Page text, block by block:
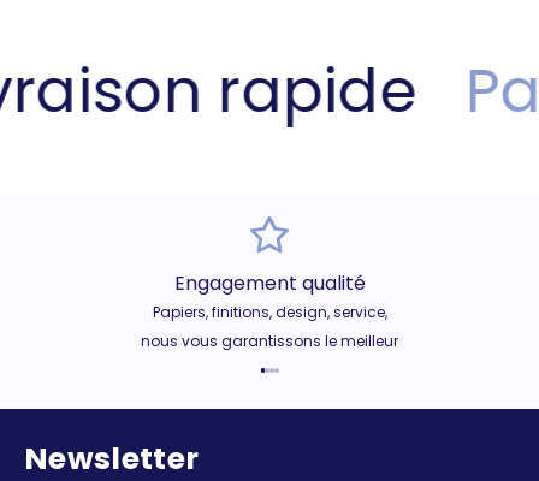
rapide
Engagement qualité
Papiers, finitions, design, service,
nous vous garantissons le meilleur
Newsletter